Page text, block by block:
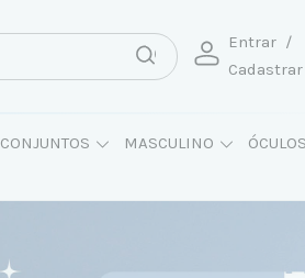
Entrar /
Cadastrar
CONJUNTOS MASCULINO